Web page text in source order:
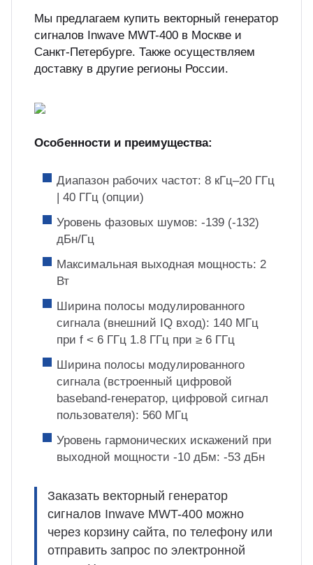
Мы предлагаем купить векторный генератор
сигналов Inwave MWT-400 в Москве и
Санкт-Петербурге. Также осуществляем
доставку в другие регионы России.
Особенности и преимущества:
Диапазон рабочих частот: 8 кГц–20 ГГц
| 40 ГГц (опции)
Уровень фазовых шумов: -139 (-132)
дБн/Гц
Максимальная выходная мощность: 2
Вт
Ширина полосы модулированного
сигнала (внешний IQ вход): 140 МГц
при f < 6 ГГц 1.8 ГГц при ≥ 6 ГГц
Ширина полосы модулированного
сигнала (встроенный цифровой
baseband-генератор, цифровой сигнал
пользователя): 560 МГц
Уровень гармонических искажений при
выходной мощности -10 дБм: -53 дБн
Заказать векторный генератор
сигналов Inwave MWT-400 можно
через корзину сайта, по телефону или
отправить запрос по электронной